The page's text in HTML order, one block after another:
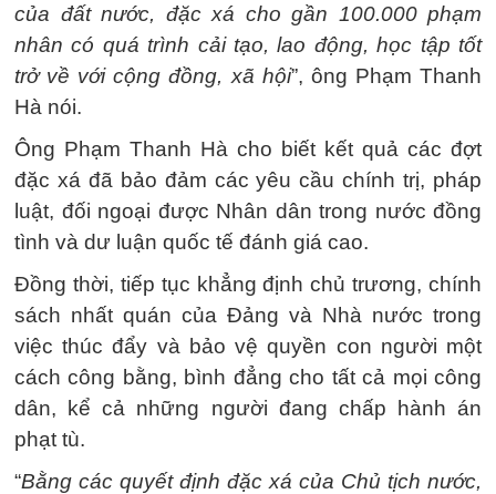
của đất nước, đặc xá cho gần 100.000 phạm
nhân có quá trình cải tạo, lao động, học tập tốt
trở về với cộng đồng, xã hội”, ông Phạm Thanh
Hà nói.
Ông Phạm Thanh Hà cho biết kết quả các đợt
đặc xá đã bảo đảm các yêu cầu chính trị, pháp
luật, đối ngoại được Nhân dân trong nước đồng
tình và dư luận quốc tế đánh giá cao.
Đồng thời, tiếp tục khẳng định chủ trương, chính
sách nhất quán của Đảng và Nhà nước trong
việc thúc đẩy và bảo vệ quyền con người một
cách công bằng, bình đẳng cho tất cả mọi công
dân, kể cả những người đang chấp hành án
phạt tù.
“Bằng các quyết định đặc xá của Chủ tịch nước,